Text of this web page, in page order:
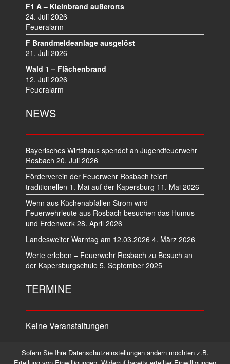
F1 A – Kleinbrand außerorts
24. Juli 2026
Feueralarm
F Brandmeldeanlage ausgelöst
21. Juli 2026
Wald 1 – Flächenbrand
12. Juli 2026
Feueralarm
NEWS
Bayerisches Wirtshaus spendet an Jugendfeuerwehr
Rosbach 20. Juli 2026
Förderverein der Feuerwehr Rosbach feiert
traditionellen 1. Mai auf der Kapersburg 11. Mai 2026
Wenn aus Küchenabfällen Strom wird –
Feuerwehrleute aus Rosbach besuchen das Humus-
und Erdenwerk 28. April 2026
Landesweiter Warntag am 12.03.2026 4. März 2026
Werte erleben – Feuerwehr Rosbach zu Besuch an
der Kapersburgschule 5. September 2025
TERMINE
Keine Veranstaltungen
Datenschutz Impressum
Sofern Sie Ihre Datenschutzeinstellungen ändern möchten z.B.